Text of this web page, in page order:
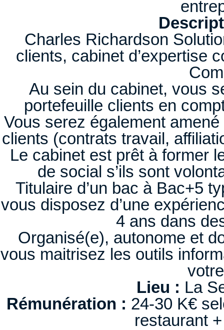
Charles Richardson
clients, cabinet d’expertise
Au sein du cabinet, vous
portefeuille clients en
Vous serez également
clients (contrats travail,
Le cabinet est prêt à former
de social s’ils sont
Titulaire d’un bac à Bac+5
vous disposez d’une
4 ans dans
Organisé(e), autonome et
vous maitrisez les outils
Lieu : La
Rémunération : 24-30 K€
restaurant